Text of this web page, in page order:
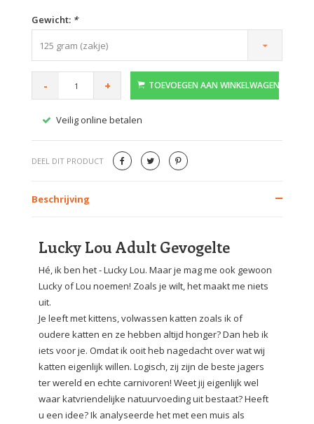
Gewicht: *
125 gram (zakje)
- + TOEVOEGEN AAN WINKELWAGEN
Veilig online betalen
DEEL DIT PRODUCT
Beschrijving
Lucky Lou Adult Gevogelte
Hé, ik ben het - Lucky Lou. Maar je mag me ook gewoon
Lucky of Lou noemen! Zoals je wilt, het maakt me niets
uit.
Je leeft met kittens, volwassen katten zoals ik of
oudere katten en ze hebben altijd honger? Dan heb ik
iets voor je. Omdat ik ooit heb nagedacht over wat wij
katten eigenlijk willen. Logisch, zij zijn de beste jagers
ter wereld en echte carnivoren! Weet jij eigenlijk wel
waar katvriendelijke natuurvoeding uit bestaat? Heeft
u een idee? Ik analyseerde het met een muis als